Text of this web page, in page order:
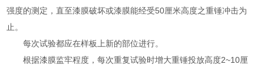
强度的测定，直至漆膜破坏或漆膜能经受50厘米高度之重锤冲击为
止。
每次试验都应在样板上新的部位进行。
根据漆膜监牢程度，每次重复试验时增大重锤投放高度2~10厘